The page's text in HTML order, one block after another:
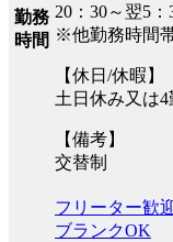
勤務
時間
20：30～翌5：
※他勤務時間
【休日/休暇】
土日休み又は4
【備考】
交替制
フリーター歓
ブランクOK